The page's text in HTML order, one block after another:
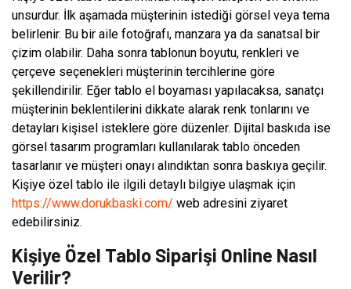
unsurdur. İlk aşamada müşterinin istediği görsel veya tema
belirlenir. Bu bir aile fotoğrafı, manzara ya da sanatsal bir
çizim olabilir. Daha sonra tablonun boyutu, renkleri ve
çerçeve seçenekleri müşterinin tercihlerine göre
şekillendirilir. Eğer tablo el boyaması yapılacaksa, sanatçı
müşterinin beklentilerini dikkate alarak renk tonlarını ve
detayları kişisel isteklere göre düzenler. Dijital baskıda ise
görsel tasarım programları kullanılarak tablo önceden
tasarlanır ve müşteri onayı alındıktan sonra baskıya geçilir.
Kişiye özel tablo ile ilgili detaylı bilgiye ulaşmak için
https://www.dorukbaski.com/ web adresini ziyaret
edebilirsiniz.
Kişiye Özel Tablo Siparişi Online Nasıl
Verilir?